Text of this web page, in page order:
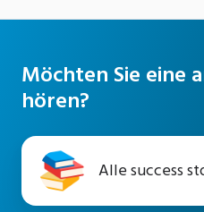
Möchten Sie eine
hören?
Alle success
Alle
success
stories